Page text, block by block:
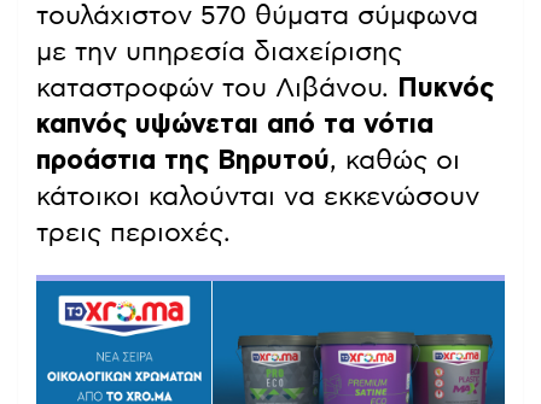
τουλάχιστον 570 θύματα σύμφωνα
με την υπηρεσία διαχείρισης
καταστροφών του Λιβάνου.
Πυκνός
καπνός υψώνεται από τα νότια
προάστια της Βηρυτού, καθώς οι
κάτοικοι καλούνται να εκκενώσουν
τρεις περιοχές.